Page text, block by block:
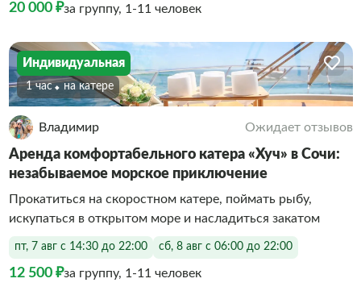
20 000 ₽за группу, 1-11 человек
Индивидуальная
1 час На катере
Владимир Ожидает отзывов
Аренда комфортабельного катера «Хуч» в Сочи:
незабываемое морское приключение
Прокатиться на скоростном катере, поймать рыбу,
искупаться в открытом море и насладиться закатом
пт, 7 авг с 14:30 до 22:00 сб, 8 авг с 06:00 до 22:00
12 500 ₽за группу, 1-11 человек